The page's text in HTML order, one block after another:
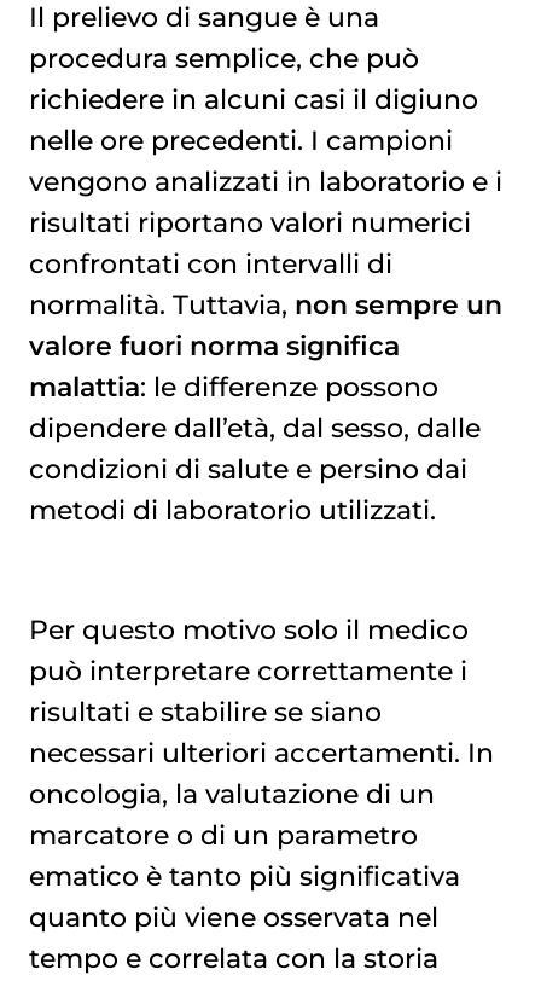
Il prelievo di sangue è una
procedura semplice, che può
richiedere in alcuni casi il digiuno
nelle ore precedenti. I campioni
vengono analizzati in laboratorio e i
risultati riportano valori numerici
confrontati con intervalli di
normalità. Tuttavia, non sempre un
valore fuori norma significa
malattia: le differenze possono
dipendere dall’età, dal sesso, dalle
condizioni di salute e persino dai
metodi di laboratorio utilizzati.
Per questo motivo solo il medico
può interpretare correttamente i
risultati e stabilire se siano
necessari ulteriori accertamenti. In
oncologia, la valutazione di un
marcatore o di un parametro
ematico è tanto più significativa
quanto più viene osservata nel
tempo e correlata con la storia